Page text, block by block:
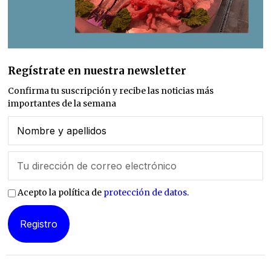
Regístrate en nuestra newsletter
Confirma tu suscripción y recibe las noticias más
importantes de la semana
Acepto la política de protección de datos.